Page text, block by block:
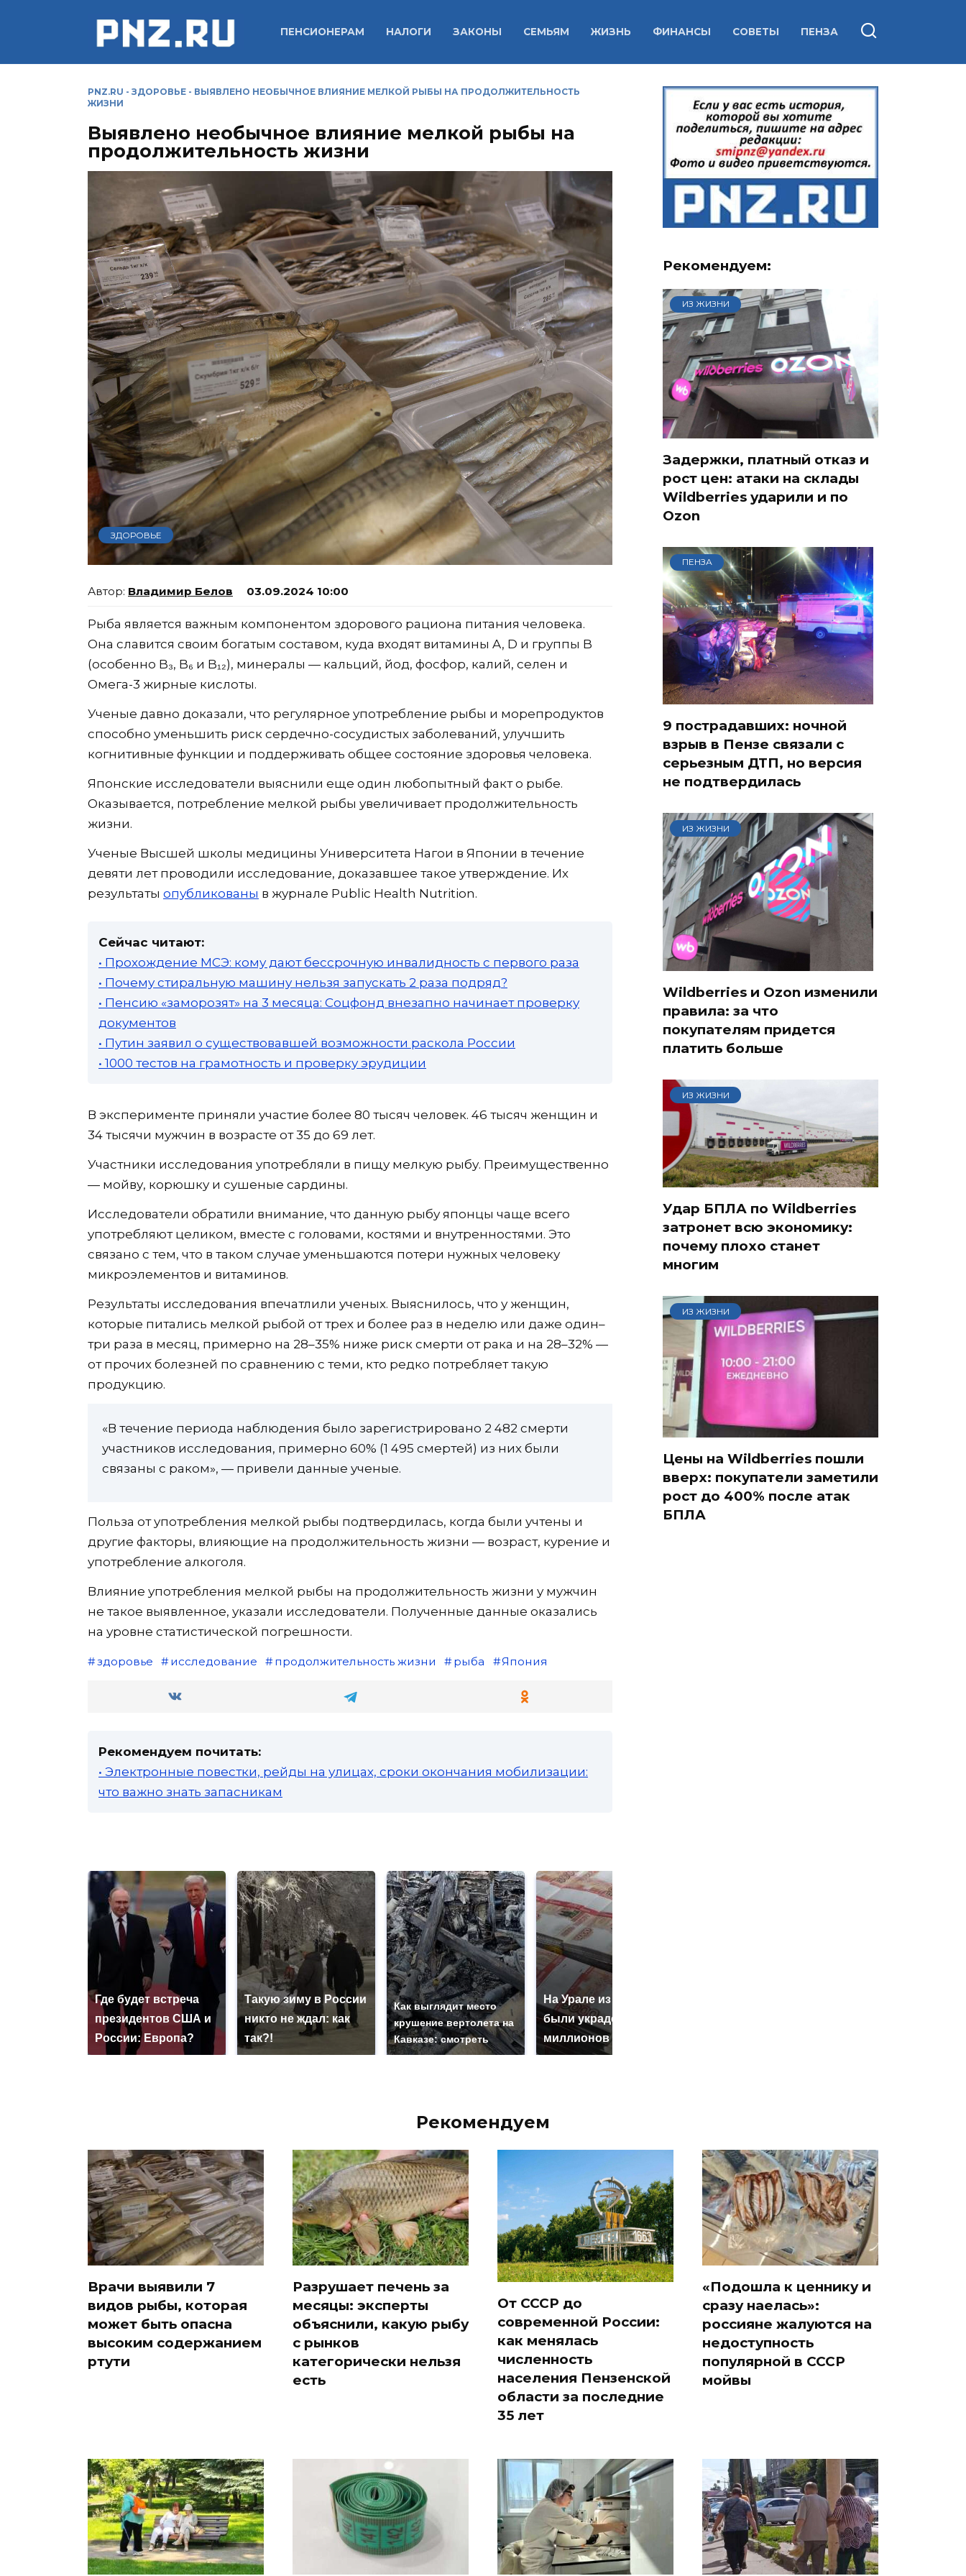
ПЕНСИОНЕРАМ НАЛОГИ ЗАКОНЫ СЕМЬЯМ ЖИЗНЬ ФИНАНСЫ СОВЕТЫ ПЕНЗА
PNZ.RU - ЗДОРОВЬЕ - ВЫЯВЛЕНО НЕОБЫЧНОЕ ВЛИЯНИЕ МЕЛКОЙ РЫБЫ НА ПРОДОЛЖИТЕЛЬНОСТЬ
ЖИЗНИ
Выявлено необычное влияние мелкой рыбы на
продолжительность жизни
ЗДОРОВЬЕ
Владимир Белов 03.09.2024 10:00
Рыба является важным компонентом здорового рациона питания человека.
Она славится своим богатым составом, куда входят витамины A, D и группы B
(особенно B₃, B₆ и B₁₂), минералы — кальций, йод, фосфор, калий, селен и
Омега-3 жирные кислоты.
Ученые давно доказали, что регулярное употребление рыбы и морепродуктов
способно уменьшить риск сердечно-сосудистых заболеваний, улучшить
когнитивные функции и поддерживать общее состояние здоровья человека.
Японские исследователи выяснили еще один любопытный факт о рыбе.
Оказывается, потребление мелкой рыбы увеличивает продолжительность
жизни.
Ученые Высшей школы медицины Университета Нагои в Японии в течение
девяти лет проводили исследование, доказавшее такое утверждение. Их
результаты опубликованы в журнале Public Health Nutrition.
Сейчас читают:
• Прохождение МСЭ: кому дают бессрочную инвалидность с первого раза
• Почему стиральную машину нельзя запускать 2 раза подряд?
• Пенсию «заморозят» на 3 месяца: Соцфонд внезапно начинает проверку
документов
• Путин заявил о существовавшей возможности раскола России
• 1000 тестов на грамотность и проверку эрудиции
В эксперименте приняли участие более 80 тысяч человек. 46 тысяч женщин и
34 тысячи мужчин в возрасте от 35 до 69 лет.
Участники исследования употребляли в пищу мелкую рыбу. Преимущественно
— мойву, корюшку и сушеные сардины.
Исследователи обратили внимание, что данную рыбу японцы чаще всего
употребляют целиком, вместе с головами, костями и внутренностями. Это
связано с тем, что в таком случае уменьшаются потери нужных человеку
микроэлементов и витаминов.
Результаты исследования впечатлили ученых. Выяснилось, что у женщин,
которые питались мелкой рыбой от трех и более раз в неделю или даже один–
три раза в месяц, примерно на 28–35% ниже риск смерти от рака и на 28–32% —
от прочих болезней по сравнению с теми, кто редко потребляет такую
продукцию.
«В течение периода наблюдения было зарегистрировано 2 482 смерти
участников исследования, примерно 60% (1 495 смертей) из них были
связаны с раком», — привели данные ученые.
Польза от употребления мелкой рыбы подтвердилась, когда были учтены и
другие факторы, влияющие на продолжительность жизни — возраст, курение и
употребление алкоголя.
Влияние употребления мелкой рыбы на продолжительность жизни у мужчин
не такое выявленное, указали исследователи. Полученные данные оказались
на уровне статистической погрешности.
здоровье исследование продолжительность жизни рыба Япония
Рекомендуем почитать:
• Электронные повестки, рейды на улицах, сроки окончания мобилизации:
что важно знать запасникам
Где будет встреча
президентов США и
России: Европа?
Такую зиму в России
никто не ждал: как
так?!
Как выглядит место
крушение вертолета на
Кавказе: смотреть
На Урале из казны
были украдены 18
миллионов рублей
Рекомендуем:
ИЗ ЖИЗНИ
Задержки, платный отказ и
рост цен: атаки на склады
Wildberries ударили и по
Ozon
ПЕНЗА
9 пострадавших: ночной
взрыв в Пензе связали с
серьезным ДТП, но версия
не подтвердилась
ИЗ ЖИЗНИ
Wildberries и Ozon изменили
правила: за что
покупателям придется
платить больше
ИЗ ЖИЗНИ
Удар БПЛА по Wildberries
затронет всю экономику:
почему плохо станет
многим
ИЗ ЖИЗНИ
Цены на Wildberries пошли
вверх: покупатели заметили
рост до 400% после атак
БПЛА
Рекомендуем
Врачи выявили 7
видов рыбы, которая
может быть опасна
высоким содержанием
ртути
Разрушает печень за
месяцы: эксперты
объяснили, какую рыбу
с рынков
категорически нельзя
есть
От СССР до
современной России:
как менялась
численность
населения Пензенской
области за последние
35 лет
«Подошла к ценнику и
сразу наелась»:
россияне жалуются на
недоступность
популярной в СССР
мойвы